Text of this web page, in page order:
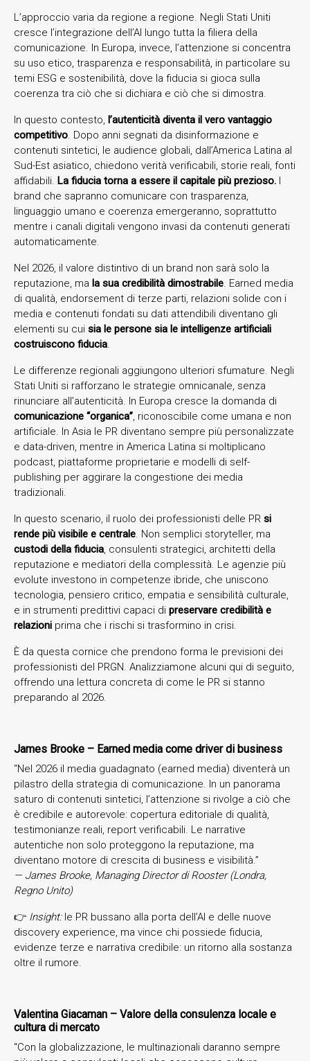
L’approccio varia da regione a regione. Negli Stati Uniti
cresce l’integrazione dell’AI lungo tutta la filiera della
comunicazione. In Europa, invece, l’attenzione si concentra
su uso etico, trasparenza e responsabilità, in particolare su
temi ESG e sostenibilità, dove la fiducia si gioca sulla
coerenza tra ciò che si dichiara e ciò che si dimostra.
In questo contesto, l’autenticità diventa il vero vantaggio
competitivo. Dopo anni segnati da disinformazione e
contenuti sintetici, le audience globali, dall’America Latina al
Sud-Est asiatico, chiedono verità verificabili, storie reali, fonti
affidabili. La fiducia torna a essere il capitale più prezioso. I
brand che sapranno comunicare con trasparenza,
linguaggio umano e coerenza emergeranno, soprattutto
mentre i canali digitali vengono invasi da contenuti generati
automaticamente.
Nel 2026, il valore distintivo di un brand non sarà solo la
reputazione, ma la sua credibilità dimostrabile. Earned media
di qualità, endorsement di terze parti, relazioni solide con i
media e contenuti fondati su dati attendibili diventano gli
elementi su cui sia le persone sia le intelligenze artificiali
costruiscono fiducia.
Le differenze regionali aggiungono ulteriori sfumature. Negli
Stati Uniti si rafforzano le strategie omnicanale, senza
rinunciare all’autenticità. In Europa cresce la domanda di
comunicazione “organica”, riconoscibile come umana e non
artificiale. In Asia le PR diventano sempre più personalizzate
e data-driven, mentre in America Latina si moltiplicano
podcast, piattaforme proprietarie e modelli di self-
publishing per aggirare la congestione dei media
tradizionali.
In questo scenario, il ruolo dei professionisti delle PR si
rende più visibile e centrale. Non semplici storyteller, ma
custodi della fiducia, consulenti strategici, architetti della
reputazione e mediatori della complessità. Le agenzie più
evolute investono in competenze ibride, che uniscono
tecnologia, pensiero critico, empatia e sensibilità culturale,
e in strumenti predittivi capaci di preservare credibilità e
relazioni prima che i rischi si trasformino in crisi.
È da questa cornice che prendono forma le previsioni dei
professionisti del PRGN. Analizziamone alcuni qui di seguito,
offrendo una lettura concreta di come le PR si stanno
preparando al 2026.
James Brooke – Earned media come driver di business
“Nel 2026 il media guadagnato (earned media) diventerà un
pilastro della strategia di comunicazione. In un panorama
saturo di contenuti sintetici, l’attenzione si rivolge a ciò che
è credibile e autorevole: copertura editoriale di qualità,
testimonianze reali, report verificabili. Le narrative
autentiche non solo proteggono la reputazione, ma
diventano motore di crescita di business e visibilità.”
— James Brooke, Managing Director di Rooster (Londra,
Regno Unito)
👉 Insight:le PR bussano alla porta dell’AI e delle nuove
discovery experience, ma vince chi possiede fiducia,
evidenze terze e narrativa credibile: un ritorno alla sostanza
oltre il rumore.
Valentina Giacaman – Valore della consulenza locale e
cultura di mercato
“Con la globalizzazione, le multinazionali daranno sempre